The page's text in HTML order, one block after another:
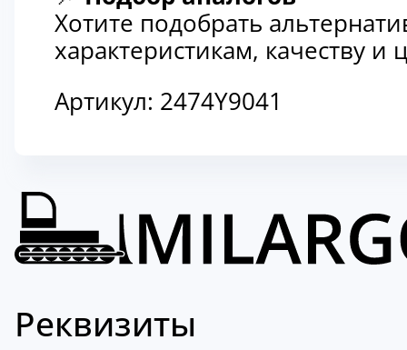
Хотите подобрать
характеристикам, качеству
Артикул: 2474Y9041
Реквизиты